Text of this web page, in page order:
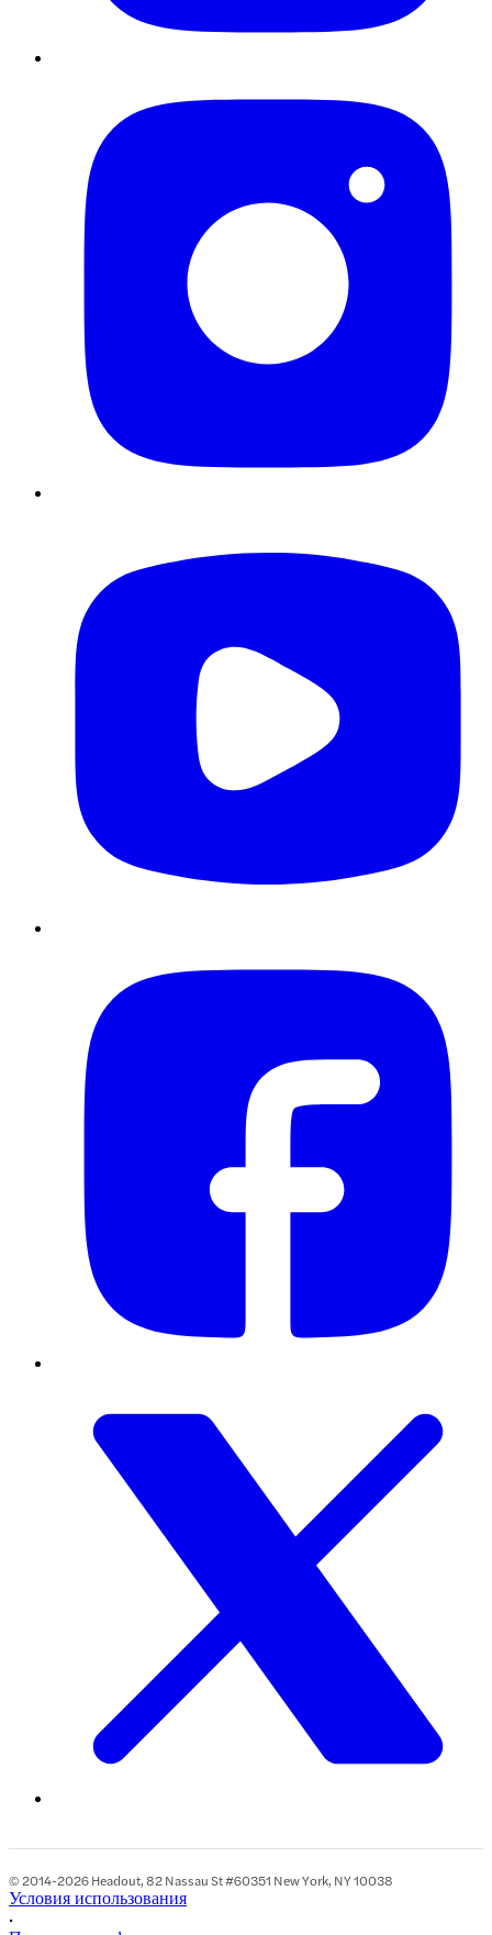
© 2014-2026 Headout, 82 Nassau St #60351 New York, NY 10038
Условия использования
•